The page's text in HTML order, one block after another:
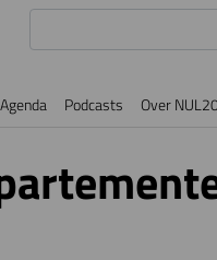
Agenda Podcasts Over